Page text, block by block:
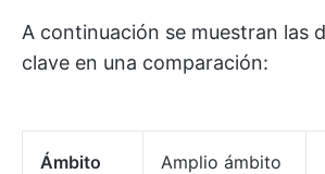
A continuación se muestran las
clave en una comparación:
Ámbito
Amplio ámbito